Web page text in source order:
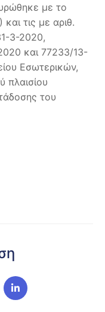
με το
τις με αριθ.
3-2020,
και 77233/13-
Εσωτερικών,
πλαισίου
του